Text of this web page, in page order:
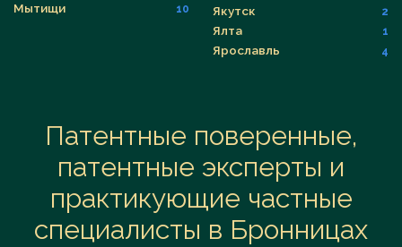
Мытищи 10 Якутск 2
Ялта 1
Ярославль 4
Патентные поверенные,
патентные эксперты и
практикующие частные
специалисты в Бронницах